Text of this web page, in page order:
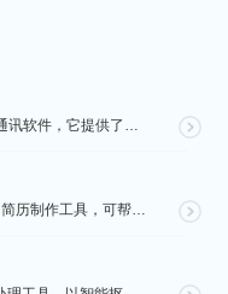
JSPP 是一款面向全球的 im 即时通讯软件，它提供了安全、稳定、高效的通讯服务，免费音视频通话，...
PPResume 是一款基于 LaTeX 的简历制作工具，可帮助用户在几分钟内快速制作精美、排版良好...